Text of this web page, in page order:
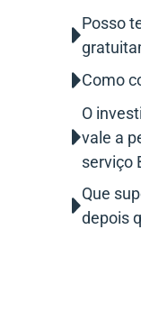
Posso
Como
O
vale a
serviço
Que
depois